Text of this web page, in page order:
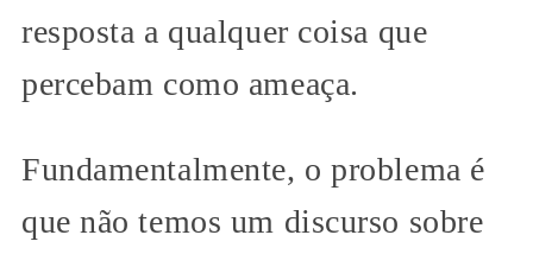
resposta a qualquer coisa que
percebam como ameaça.
Fundamentalmente, o problema é
que não temos um discurso sobre